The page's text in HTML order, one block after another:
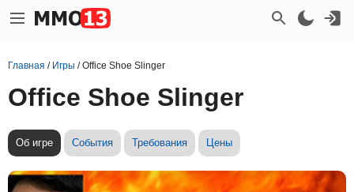
Главная / Игры /Office Shoe Slinger
Office Shoe Slinger
Об игре События Требования Цены